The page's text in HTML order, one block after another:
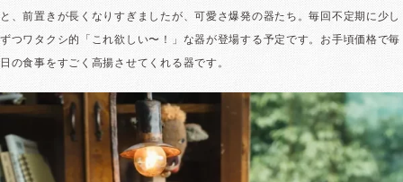
と、前置きが長くなりすぎましたが、可愛さ爆発の器たち。毎回不定期に少し
ずつワタクシ的「これ欲しい〜！」な器が登場する予定です。お手頃価格で毎
日の食事をすごく高揚させてくれる器です。